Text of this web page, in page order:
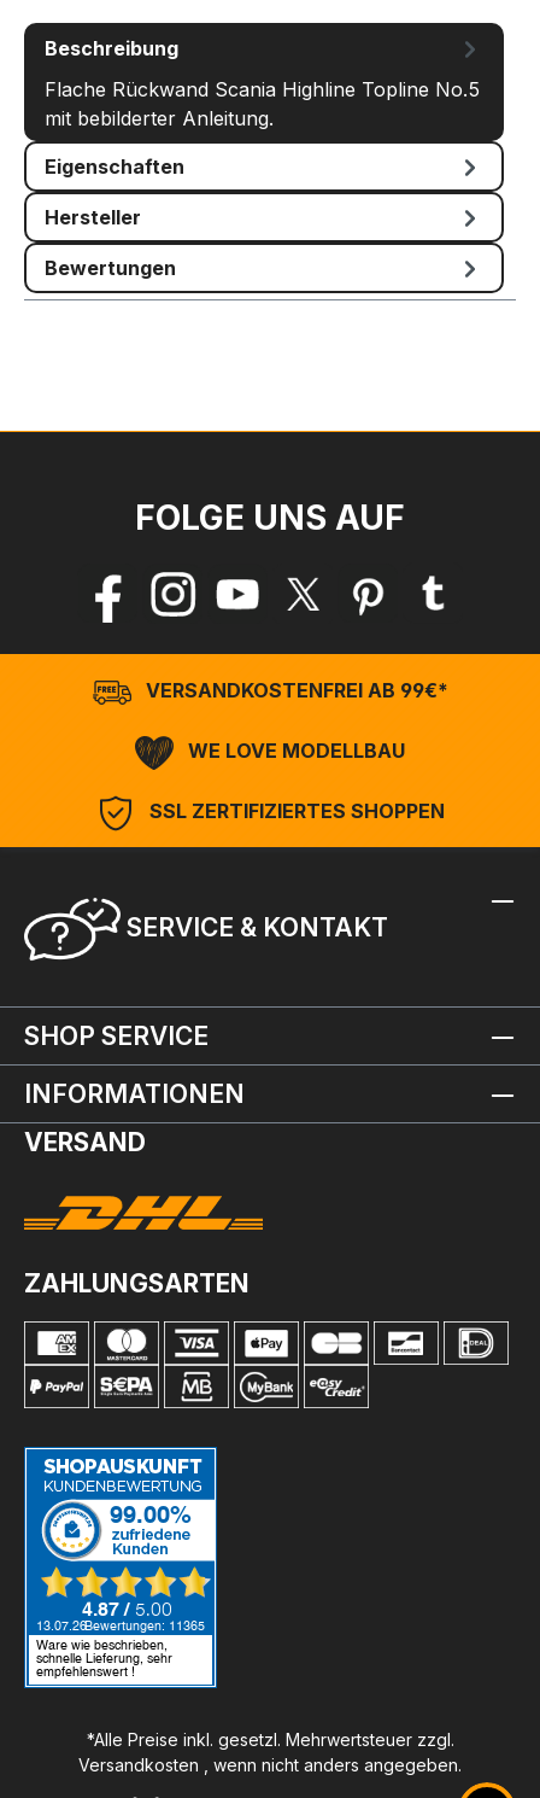
Beschreibung
Flache Rückwand Scania Highline Topline No.5
mit bebilderter Anleitung.
Eigenschaften
Hersteller
Bewertungen
FOLGE UNS AUF
VERSANDKOSTENFREI AB 99€*
WE LOVE MODELLBAU
SSL ZERTIFIZIERTES SHOPPEN
SERVICE & KONTAKT
SHOP SERVICE
INFORMATIONEN
VERSAND
ZAHLUNGSARTEN
*Alle Preise inkl. gesetzl. Mehrwertsteuer zzgl.
Versandkosten , wenn nicht anders angegeben.